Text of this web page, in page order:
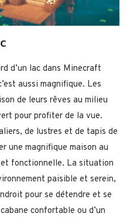
d’un lac dans Minecraft
aussi magnifique. Les
de leurs rêves au milieu
pour profiter de la vue.
de lustres et de tapis de
une magnifique maison au
fonctionnelle. La situation
paisible et serein,
pour se détendre et se
confortable ou d’un